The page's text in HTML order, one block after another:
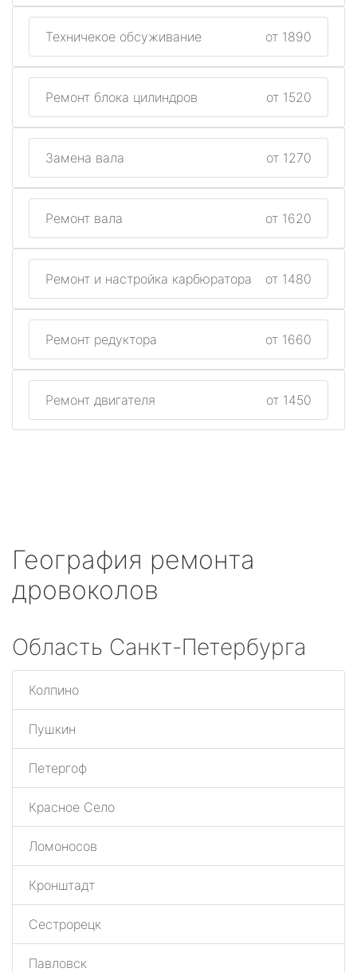
Техничекое обсуживание от 1890
Ремонт блока цилиндров от 1520
Замена вала от 1270
Ремонт вала от 1620
Ремонт и настройка карбюратора от 1480
Ремонт редуктора от 1660
Ремонт двигателя от 1450
География ремонта
дровоколов
Область Санкт-Петербурга
Колпино
Пушкин
Петергоф
Красное Село
Ломоносов
Кронштадт
Сестрорецк
Павловск